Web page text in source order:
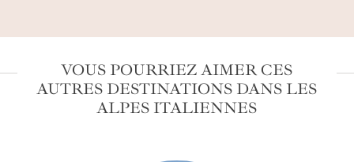
VOUS POURRIEZ AIMER CES
AUTRES DESTINATIONS DANS LES
ALPES ITALIENNES